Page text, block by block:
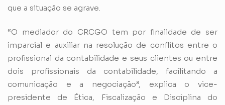
que a situação se agrave.
“O mediador do CRCGO tem por finalidade de ser
imparcial e auxiliar na resolução de conflitos entre o
profissional da contabilidade e seus clientes ou entre
dois profissionais da contabilidade, facilitando a
comunicação e a negociação”, explica o vice-
presidente de Ética, Fiscalização e Disciplina do